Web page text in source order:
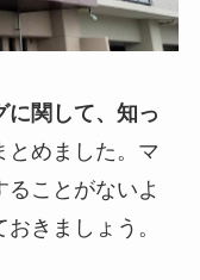
に関して、知っ
とめました。マ
ことがないよ
きましょう。